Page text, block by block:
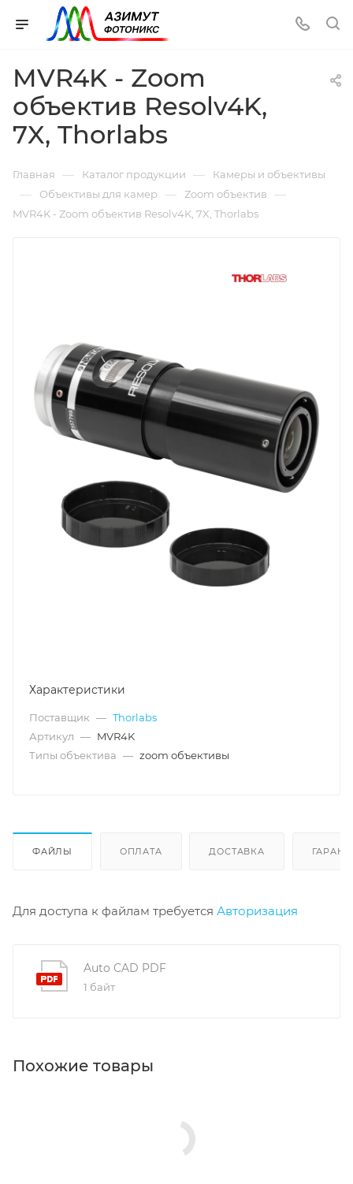
MVR4K - Zoom
объектив Resolv4K,
7X, Thorlabs
Главная — Каталог продукции — Камеры и объективы
— Объективы для камер — Zoom объектив —
MVR4K - Zoom объектив Resolv4K, 7X, Thorlabs
Характеристики
Поставщик — Thorlabs
Артикул — MVR4K
Типы объектива — zoom объективы
ФАЙЛЫ ОПЛАТА ДОСТАВКА
Для доступа к файлам требуется Авторизация
Auto CAD PDF
1 байт
Похожие товары